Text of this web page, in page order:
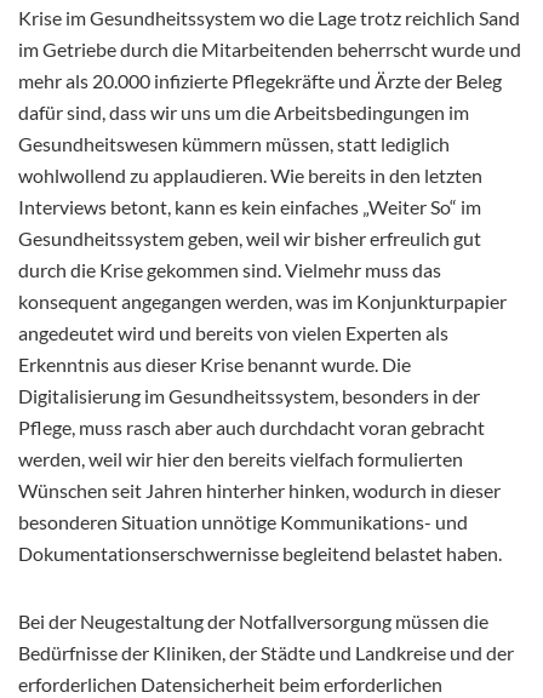
Krise im Gesundheitssystem wo die Lage trotz reichlich Sand
im Getriebe durch die Mitarbeitenden beherrscht wurde und
mehr als 20.000 infizierte Pflegekräfte und Ärzte der Beleg
dafür sind, dass wir uns um die Arbeitsbedingungen im
Gesundheitswesen kümmern müssen, statt lediglich
wohlwollend zu applaudieren. Wie bereits in den letzten
Interviews betont, kann es kein einfaches „Weiter So“ im
Gesundheitssystem geben, weil wir bisher erfreulich gut
durch die Krise gekommen sind. Vielmehr muss das
konsequent angegangen werden, was im Konjunkturpapier
angedeutet wird und bereits von vielen Experten als
Erkenntnis aus dieser Krise benannt wurde. Die
Digitalisierung im Gesundheitssystem, besonders in der
Pflege, muss rasch aber auch durchdacht voran gebracht
werden, weil wir hier den bereits vielfach formulierten
Wünschen seit Jahren hinterher hinken, wodurch in dieser
besonderen Situation unnötige Kommunikations- und
Dokumentationserschwernisse begleitend belastet haben.
Bei der Neugestaltung der Notfallversorgung müssen die
Bedürfnisse der Kliniken, der Städte und Landkreise und der
erforderlichen Datensicherheit beim erforderlichen